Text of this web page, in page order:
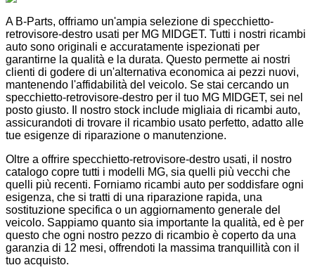
A B-Parts, offriamo un'ampia selezione di specchietto-
retrovisore-destro usati per MG MIDGET. Tutti i nostri ricambi
auto sono originali e accuratamente ispezionati per
garantirne la qualità e la durata. Questo permette ai nostri
clienti di godere di un'alternativa economica ai pezzi nuovi,
mantenendo l'affidabilità del veicolo. Se stai cercando un
specchietto-retrovisore-destro per il tuo MG MIDGET, sei nel
posto giusto. Il nostro stock include migliaia di ricambi auto,
assicurandoti di trovare il ricambio usato perfetto, adatto alle
tue esigenze di riparazione o manutenzione.
Oltre a offrire specchietto-retrovisore-destro usati, il nostro
catalogo copre tutti i modelli MG, sia quelli più vecchi che
quelli più recenti. Forniamo ricambi auto per soddisfare ogni
esigenza, che si tratti di una riparazione rapida, una
sostituzione specifica o un aggiornamento generale del
veicolo. Sappiamo quanto sia importante la qualità, ed è per
questo che ogni nostro pezzo di ricambio è coperto da una
garanzia di 12 mesi, offrendoti la massima tranquillità con il
tuo acquisto.